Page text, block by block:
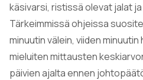
käsivarsi, ristissä olevat jalat
Tärkeimmissä ohjeissa
minuutin välein, viiden
mieluiten mittausten
päivien ajalta ennen